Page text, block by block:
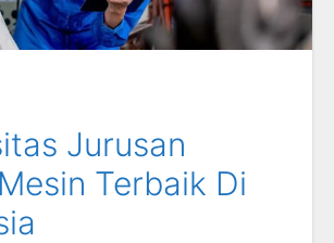
Jurusan
Terbaik Di